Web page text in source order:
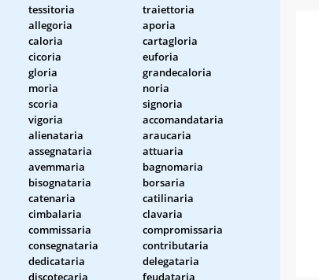
tessitoria
traiettoria
allegoria
aporia
caloria
cartagloria
cicoria
euforia
gloria
grandecaloria
moria
noria
scoria
signoria
vigoria
accomandataria
alienataria
araucaria
assegnataria
attuaria
avemmaria
bagnomaria
bisognataria
borsaria
catenaria
catilinaria
cimbalaria
clavaria
commissaria
compromissaria
consegnataria
contributaria
dedicataria
delegataria
discotecaria
feudataria